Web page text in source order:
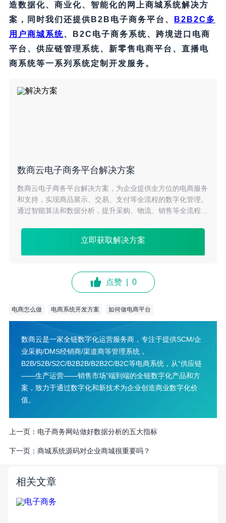
造数据化、商业化、智能化的网上商城系统解决方
案，同时我们还提供B2B电子商务平台、
B2B2C多
用户商城系统、B2C电子商务系统、跨境进口电商
平台、供应链管理系统、新零售电商平台、直播电
商系统等一系列系统定制开发服务。
数商云电子商务平台解决方案
数商云电子商务平台解决方案，为企业提供全方位的电商服务
和支持，实现商品展示、交易、支付等全流程的数字化管理。
通过智能算法和数据分析，提升采购、物流、销售等全流程的
立即获取解决方案
点赞 0
电商怎么做 电商系统开发方案 如何做电商平台
数商云是一家全链数字化运营服务商，专注于提供SCM/企
业采购/DMS经销商/渠道商等管理系统，
B2B/S2B/S2C/B2B2B/B2B2C/B2C等电商系统，从“供应链
——生产运营——销售市场”端到端的全链数字化产品和方
案，致力于通过数字化和新技术为企业创造商业数字化价
值。
上一页： 电子商务网站做好数据分析的五大指标
下一页： 商城系统源码对企业商城很重要吗？
相关文章